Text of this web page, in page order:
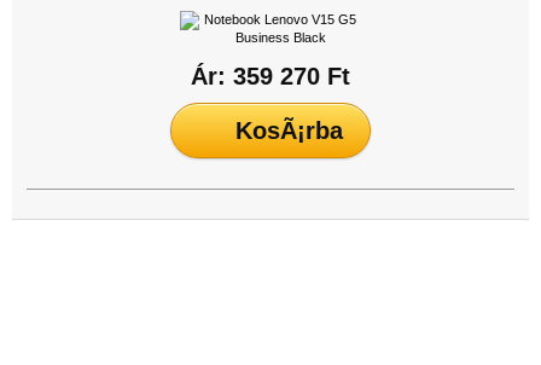
Ár: 359 270 Ft